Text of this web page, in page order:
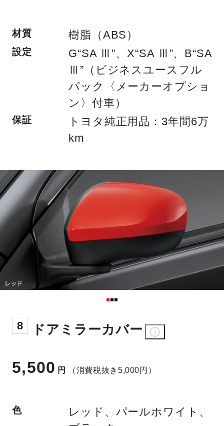
材質 樹脂（ABS）
設定
G“SA Ⅲ”、X“SA Ⅲ”、B“SA
Ⅲ”（ビジネスユースフル
パック〈メーカーオプショ
ン〉付車）
保証
トヨタ純正用品：3年間6万
km
8 ドアミラーカバー
5,500 円 （消費税抜き5,000円）
色
レッド、パールホワイト、